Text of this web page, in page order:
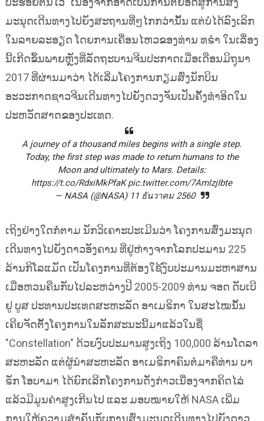
ມະນຸດເດີນທາງໄປຍັງສະຖານທີ່ໆໄກກວ່ານັ້ນ ແຕ່ບໍ່ໄດ້ລົງເລິກ
ໃນລາຍລະອຽດ ໂດຍການເຄື່ອນໄຫວຂອງທ່ານ ທຣຳ ໃນເລື່ອງ
ນີ້ເກີດຂຶ້ນພາຍຫຼັງທີ່ລັດຖະບານຈີນປະກາດເມື່ອເດືອນມິຖຸນາ
2017 ທີ່ຜ່ານມາວ່າ ໄດ້ເລີ່ມໂຄງການກຽມສົ່ງນັກບິນ
ອະວະກາດຊາວຈີນເດີນທາງໄປຍັງດວງຈັນເປັນຄັ້ງທຳອິດໃນ
ປະຫວັດສາດຂອງປະເທດ.
A journey of a thousand miles begins with a single step.
Today, the first step was made to return humans to the
Moon and ultimately to Mars. Details:
https://t.co/RdxiMkPfaK pic.twitter.com/7AmlzjIbte
— NASA (@NASA) 11 ธันวาคม 2560
ເຖິງຢ່າງໃດກໍ່ຕາມ ນັກວິເຄາະປະເມີນວ່າ ໂຄງການສົ່ງມະນຸດ
ເດີນທາງໄປຍັງດາວອັງຄານ ທີ່ຢູ່ຫ່າງຈາກໂລກປະມານ 225
ລ້ານກິໂລແມັດ ເປັນໂຄງການທີ່ຕ້ອງໃຊ້ງົບປະມານມະຫາສານ
ເມື່ອຫວນຄືນກັບໄປລະຫວ່າງປີ 2005-2009 ທ່ານ ຈອດ ດັບເບີ
ຢູ ບູສ ປະທານປະເທດສະຫະລັດ ອາເມຣິກາ ໃນສະໄໝນັ້ນ
ເຄີຍຈັດຕັ້ງໂຄງການໃນລັກສະນະນີ້ມາແລ້ວໃນຊື່
"Constellation" ດ້ວຍງົບປະມານສູງເຖິງ 100,000 ລ້ານໂດລາ
ສະຫະລັດ ແຕ່ຜູ້ນຳສະຫະລັດ ອາເມຣິກາຄົນຕໍ່ມາຄືທ່ານ ບາ
ຣັກ ໂອບາມາ ໄດ້ຍົກເລີກໂຄງການດັ່ງກ່າວເນື່ອງຈາກຄິດໄລ່
ແລ້ວມີມູນຄ່າສູງເກີນໄປ ແລະ ມອບໝາຍໃຫ້ NASA ເພີ່ມ
ການໃຫ້ຄວາມສຳຄັນກັບການສົ່ງມະນຸດເດີນທາງໄປຍັງດາວ